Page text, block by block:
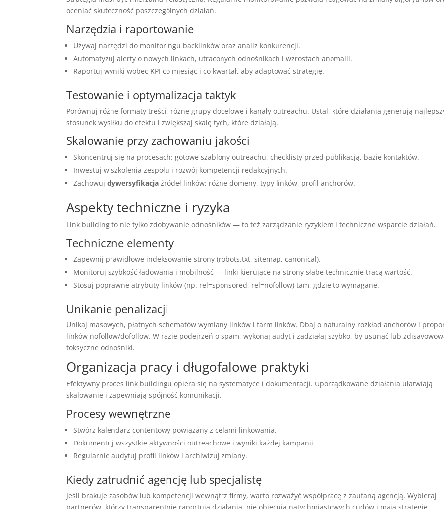
oceniać skuteczność poszczególnych działań.
Narzędzia i raportowanie
Używaj narzędzi do monitoringu backlinków oraz analiz konkurencji.
Automatyzuj alerty o nowych linkach, utraconych odnośnikach i wzrostach anomalii.
Raportuj wyniki wobec KPI co miesiąc i co kwartał, aby adaptować strategię.
Testowanie i optymalizacja taktyk
Porównuj różne formaty treści, różne grupy docelowe i kanały outreachu. Ustal, które działania generują
stosunek wysiłku do efektu i zwiększaj skalę tych, które działają.
Skalowanie przy zachowaniu jakości
Skoncentruj się na procesach: gotowe szablony outreachu, checklisty przed publikacją, bazie kontaktów.
Inwestuj w szkolenia zespołu i rozwój kompetencji redakcyjnych.
Zachowujdywersyfikacja źródeł linków: różne domeny, typy linków, profil anchorów.
Aspekty techniczne i ryzyka
Link building to nie tylko zdobywanie odnośników — to też zarządzanie ryzykiem i techniczne wsparcie działań.
Techniczne elementy
Zapewnij prawidłowe indeksowanie strony (robots.txt, sitemap, canonical).
Monitoruj szybkość ładowania i mobilność — linki kierujące na strony słabe technicznie tracą wartość.
Stosuj poprawne atrybuty linków (np. rel=sponsored, rel=nofollow) tam, gdzie to wymagane.
Unikanie penalizacji
Unikaj masowych, płatnych schematów wymiany linków i farm linków. Dbaj o naturalny rozkład anchorów i
linków nofollow/dofollow. W razie podejrzeń o spam, wykonaj audyt i zadziałaj szybko, by usunąć lub
toksyczne odnośniki.
Organizacja pracy i długofalowe praktyki
Efektywny proces link buildingu opiera się na systematyce i dokumentacji. Uporządkowane działania ułatwiają
skalowanie i zapewniają spójność komunikacji.
Procesy wewnętrzne
Stwórz kalendarz contentowy powiązany z celami linkowania.
Dokumentuj wszystkie aktywności outreachowe i wyniki każdej kampanii.
Regularnie audytuj profil linków i archiwizuj zmiany.
Kiedy zatrudnić agencję lub specjalistę
Jeśli brakuje zasobów lub kompetencji wewnątrz firmy, warto rozważyć współpracę z zaufaną agencją. Wybieraj
partnerów, którzy transparentnie raportują działania, nie obiecują natychmiastowych cudów i mają strategie